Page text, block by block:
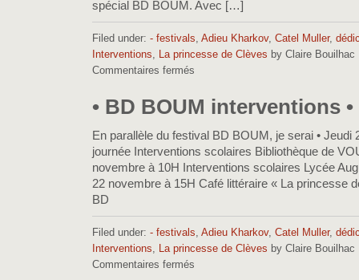
spécial BD BOUM. Avec […]
Filed under: - festivals, Adieu Kharkov, Catel Muller,
Interventions, La princesse de Clèves by Claire Bouilhac
Commentaires fermés
Retour
de
BOUM
•
• BD BOUM interventions •
En parallèle du festival BD BOUM, je serai • Jeudi
journée Interventions scolaires Bibliothèque de
novembre à 10H Interventions scolaires Lycée
22 novembre à 15H Café littéraire « La princesse
BD
Filed under: - festivals, Adieu Kharkov, Catel Muller,
Interventions, La princesse de Clèves by Claire Bouilhac
Commentaires fermés